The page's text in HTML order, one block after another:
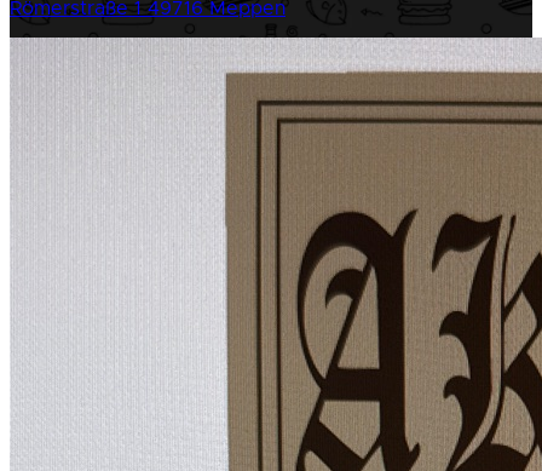
Römerstraße 1 49716 Meppen